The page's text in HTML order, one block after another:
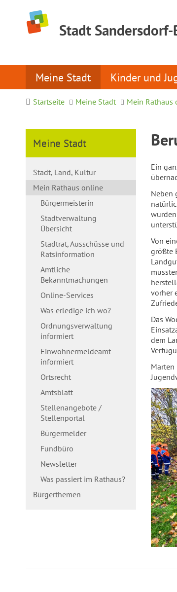
Stadt Sandersdorf-
Meine Stadt Kinder und
Startseite Meine Stadt Mein Rathaus
Meine Stadt
Stadt, Land, Kultur
Mein Rathaus online
Bürgermeisterin
Stadtverwaltung
Übersicht
Stadtrat, Ausschüsse und
Ratsinformation
Amtliche
Bekanntmachungen
Online-Services
Was erledige ich wo?
Ordnungsverwaltung
informiert
Einwohnermeldeamt
informiert
Ortsrecht
Amtsblatt
Stellenangebote /
Stellenportal
Bürgermelder
Fundbüro
Newsletter
Was passiert im Rathaus?
Bürgerthemen
Ein
Neben
Von
größte
vorher
Das
dem
Marten